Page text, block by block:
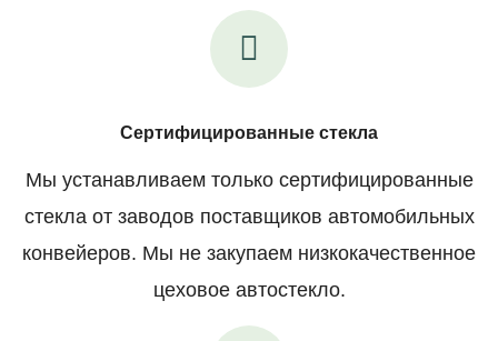
Сертифицированные стекла
Мы устанавливаем только сертифицированные
стекла от заводов поставщиков автомобильных
конвейеров. Мы не закупаем низкокачественное
цеховое автостекло.